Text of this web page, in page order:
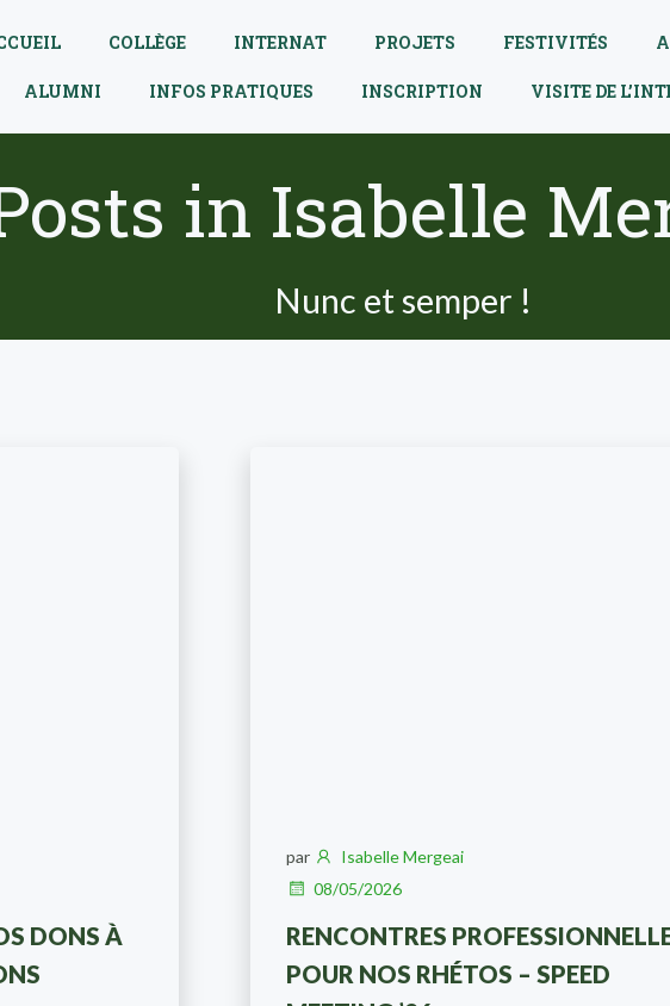
COLLÈGE INTERNAT PROJETS FESTIVITÉS
ALUMNI INFOS PRATIQUES INSCRIPTION VISITE DE
in Isabelle
Nunc et semper !
DONS À
par
Isabelle Mergeai
08/05/2026
RENCONTRES
POUR NOS RHÉTOS – SPEED